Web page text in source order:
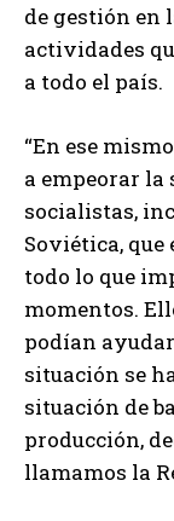
de gestión en
actividades
a todo el país.
“En ese
a empeorar la
socialistas,
Soviética,
todo lo que
momentos.
podían
situación se
situación de
producción,
llamamos la